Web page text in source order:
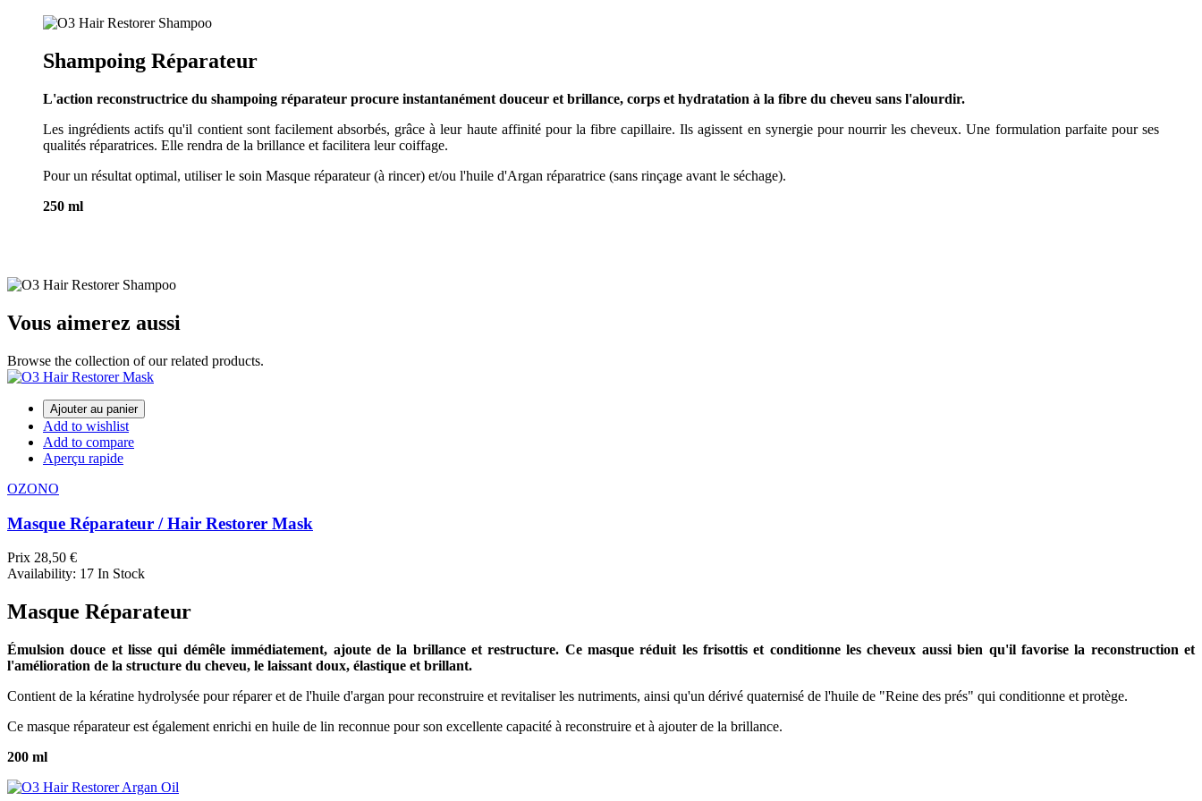
Shampoing Réparateur
L'action reconstructrice du shampoing réparateur procure instantanément douceur et brillance, corps et hydratation à la fibre du cheveu sans l'alourdir.
Les ingrédients actifs qu'il contient sont facilement absorbés, grâce à leur haute affinité pour la fibre capillaire. Ils agissent en synergie pour nourrir les cheveux. Une formulation parfaite pour ses
qualités réparatrices. Elle rendra de la brillance et facilitera leur coiffage.
Pour un résultat optimal, utiliser le soin Masque réparateur (à rincer) et/ou l'huile d'Argan réparatrice (sans rinçage avant le séchage).
250 ml
Vous aimerez aussi
Browse the collection of our related products.
Ajouter au panier
Add to wishlist
Add to compare
Aperçu rapide
OZONO
Masque Réparateur / Hair Restorer Mask
Prix 28,50 €
Availability: 17 In Stock
Masque Réparateur
Émulsion douce et lisse qui démêle immédiatement, ajoute de la brillance et restructure. Ce masque réduit les frisottis et conditionne les cheveux aussi bien qu'il favorise la reconstruction et
l'amélioration de la structure du cheveu, le laissant doux, élastique et brillant.
Contient de la kératine hydrolysée pour réparer et de l'huile d'argan pour reconstruire et revitaliser les nutriments, ainsi qu'un dérivé quaternisé de l'huile de "Reine des prés" qui conditionne et protège.
Ce masque réparateur est également enrichi en huile de lin reconnue pour son excellente capacité à reconstruire et à ajouter de la brillance.
200 ml